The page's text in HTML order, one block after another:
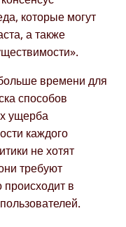
которые могут
а также
времени для
способов
ущерба
каждого
не хотят
требуют
в